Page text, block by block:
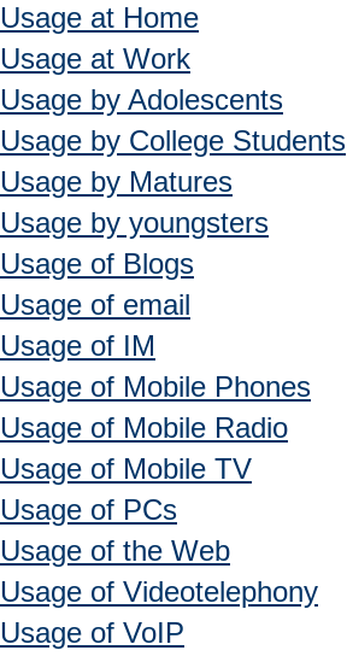
Usage at Home
Usage at Work
Usage by Adolescents
Usage by College Students
Usage by Matures
Usage by youngsters
Usage of Blogs
Usage of email
Usage of IM
Usage of Mobile Phones
Usage of Mobile Radio
Usage of Mobile TV
Usage of PCs
Usage of the Web
Usage of Videotelephony
Usage of VoIP